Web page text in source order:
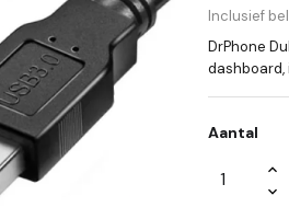
Inclusief
DrPhone
Aantal